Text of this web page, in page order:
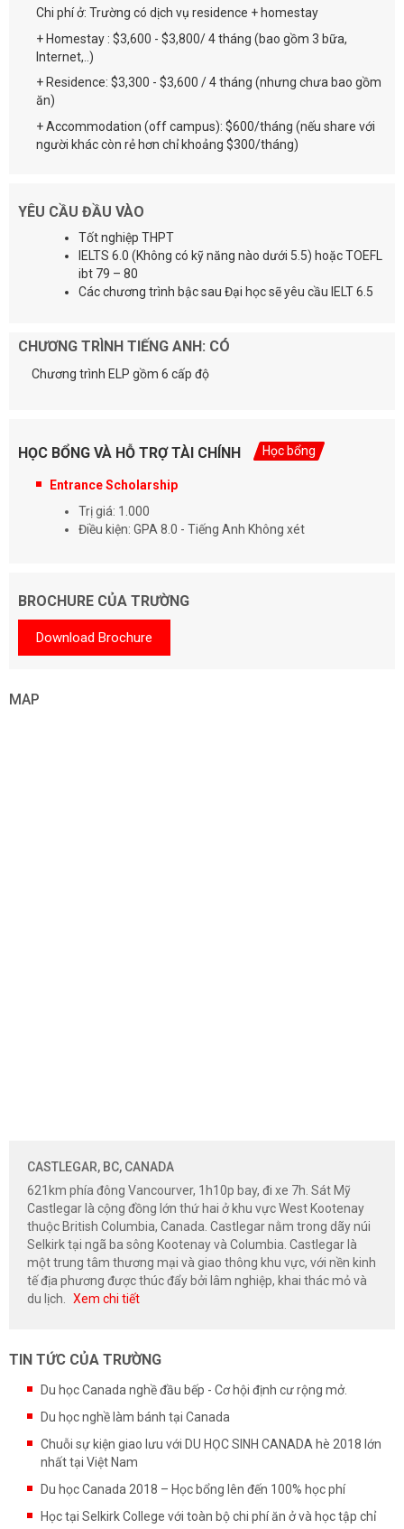
Chi phí ở: Trường có dịch vụ residence + homestay
+ Homestay : $3,600 - $3,800/ 4 tháng (bao gồm 3 bữa,
Internet,..)
+ Residence: $3,300 - $3,600 / 4 tháng (nhưng chưa bao gồm
ăn)
+ Accommodation (off campus): $600/tháng (nếu share với
người khác còn rẻ hơn chỉ khoảng $300/tháng)
YÊU CẦU ĐẦU VÀO
Tốt nghiệp THPT
IELTS 6.0 (Không có kỹ năng nào dưới 5.5) hoặc TOEFL
ibt 79 – 80
Các chương trình bậc sau Đại học sẽ yêu cầu IELT 6.5
CHƯƠNG TRÌNH TIẾNG ANH: CÓ
Chương trình ELP gồm 6 cấp độ
HỌC BỔNG VÀ HỖ TRỢ TÀI CHÍNH Học bổng
Entrance Scholarship
Trị giá: 1.000
Điều kiện: GPA 8.0 - Tiếng Anh Không xét
BROCHURE CỦA TRƯỜNG
Download Brochure
MAP
CASTLEGAR, BC, CANADA
621km phía đông Vancourver, 1h10p bay, đi xe 7h. Sát Mỹ
Castlegar là cộng đồng lớn thứ hai ở khu vực West Kootenay
thuộc British Columbia, Canada. Castlegar nằm trong dãy núi
Selkirk tại ngã ba sông Kootenay và Columbia. Castlegar là
một trung tâm thương mại và giao thông khu vực, với nền kinh
tế địa phương được thúc đẩy bởi lâm nghiệp, khai thác mỏ và
du lịch. Xem chi tiết
TIN TỨC CỦA TRƯỜNG
Du học Canada nghề đầu bếp - Cơ hội định cư rộng mở.
Du học nghề làm bánh tại Canada
Chuỗi sự kiện giao lưu với DU HỌC SINH CANADA hè 2018 lớn
nhất tại Việt Nam
Du học Canada 2018 – Học bổng lên đến 100% học phí
Học tại Selkirk College với toàn bộ chi phí ăn ở và học tập chỉ